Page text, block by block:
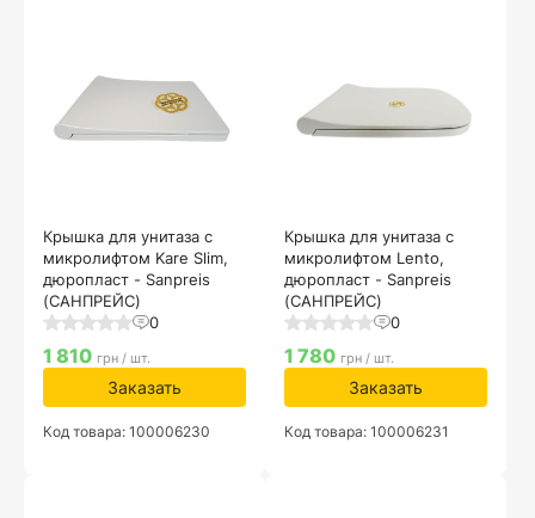
Крышка для унитаза с
микролифтом Kare Slim,
дюропласт - Sanpreis
(САНПРЕЙС)
0
1 810 грн / шт.
Заказать
Код товара: 100006230
Крышка для унитаза с
микролифтом Lento,
дюропласт - Sanpreis
(САНПРЕЙС)
0
1 780 грн / шт.
Заказать
Код товара: 100006231